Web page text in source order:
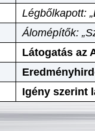
Légbőlkapott:
Álomépítők:
Látogatás az
Igény szerint